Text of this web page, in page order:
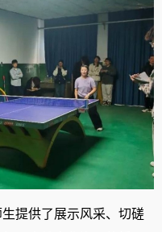
提供了展示风采、切磋